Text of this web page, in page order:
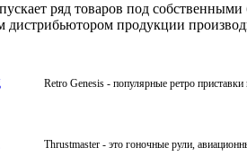
ряд товаров под собственными
дистрибьютором продукции
Retro Genesis - популярные ретро
Thrustmaster - это гоночные рули,